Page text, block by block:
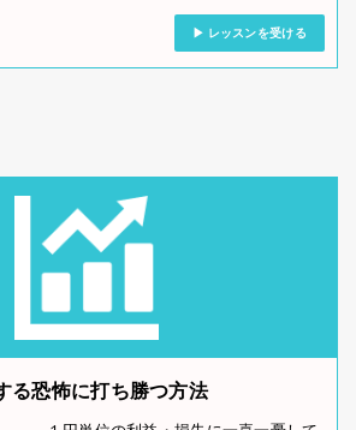
レッスンを受ける
る恐怖に打ち勝つ方法